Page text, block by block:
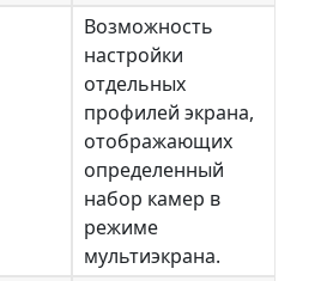
Возможность
настройки
отдельных
профилей экрана,
отображающих
определенный
набор камер в
режиме
мультиэкрана.